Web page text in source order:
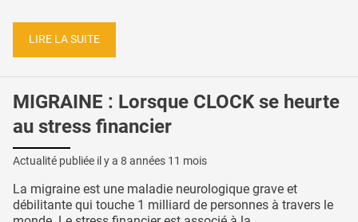
LIRE LA SUITE
MIGRAINE : Lorsque CLOCK se heurte
au stress financier
Actualité publiée il y a 8 années 11 mois
La migraine est une maladie neurologique grave et
débilitante qui touche 1 milliard de personnes à travers le